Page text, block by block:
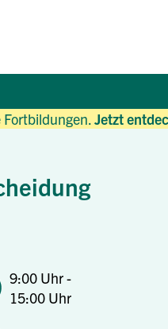
Fortbildungen.Jetzt
9:00 Uhr -
15:00 Uhr